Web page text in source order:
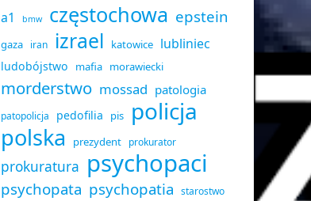
a1 bmw częstochowa epstein
gaza iran izrael katowice lubliniec
ludobójstwo mafia morawiecki
morderstwo mossad patologia
patopolicja pedofilia pis policja
polska prezydent prokurator
prokuratura psychopaci
psychopata psychopatia starostwo